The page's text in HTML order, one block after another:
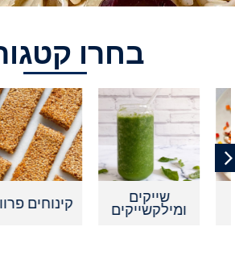
בחרו
שייקים
ומילקשייקים קינוחים פרווה